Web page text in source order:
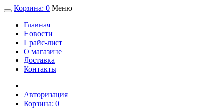
Корзина: 0 Меню
Главная
Новости
Прайс-лист
О магазине
Доставка
Контакты
Авторизация
Корзина: 0